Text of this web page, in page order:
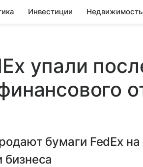
Инвестиции Недвижимость
упали
бумаги FedEx